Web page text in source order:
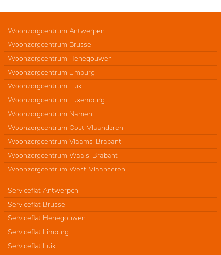
Woonzorgcentrum Antwerpen
Woonzorgcentrum Brussel
Woonzorgcentrum Henegouwen
Woonzorgcentrum Limburg
Woonzorgcentrum Luik
Woonzorgcentrum Luxemburg
Woonzorgcentrum Namen
Woonzorgcentrum Oost-Vlaanderen
Woonzorgcentrum Vlaams-Brabant
Woonzorgcentrum Waals-Brabant
Woonzorgcentrum West-Vlaanderen
Serviceflat Antwerpen
Serviceflat Brussel
Serviceflat Henegouwen
Serviceflat Limburg
Serviceflat Luik